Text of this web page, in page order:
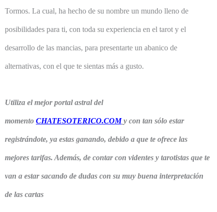
Tormos. La cual, ha hecho de su nombre un mundo lleno de
posibilidades para ti, con toda su experiencia en el tarot y el
desarrollo de las mancias, para presentarte un abanico de
alternativas, con el que te sientas más a gusto.
Utiliza el mejor portal astral del
momento CHATESOTERICO.COM y con tan sólo estar
registrándote, ya estas ganando, debido a que te ofrece las
mejores tarifas. Además, de contar con videntes y tarotistas que te
van a estar sacando de dudas con su muy buena interpretación
de las cartas